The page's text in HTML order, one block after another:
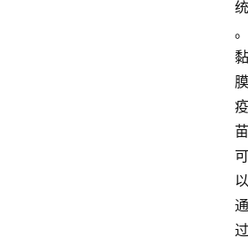
统
。
黏
膜
疫
苗
可
以
通
过